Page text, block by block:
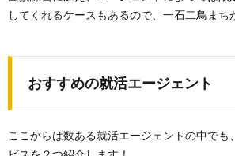
してくれるケースもあるので、一石二鳥まち
おすすめの就活エージェント
ここからは数ある就活エージェントの中でも